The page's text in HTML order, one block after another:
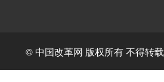
© 中国改革网 版权所有 不得转载